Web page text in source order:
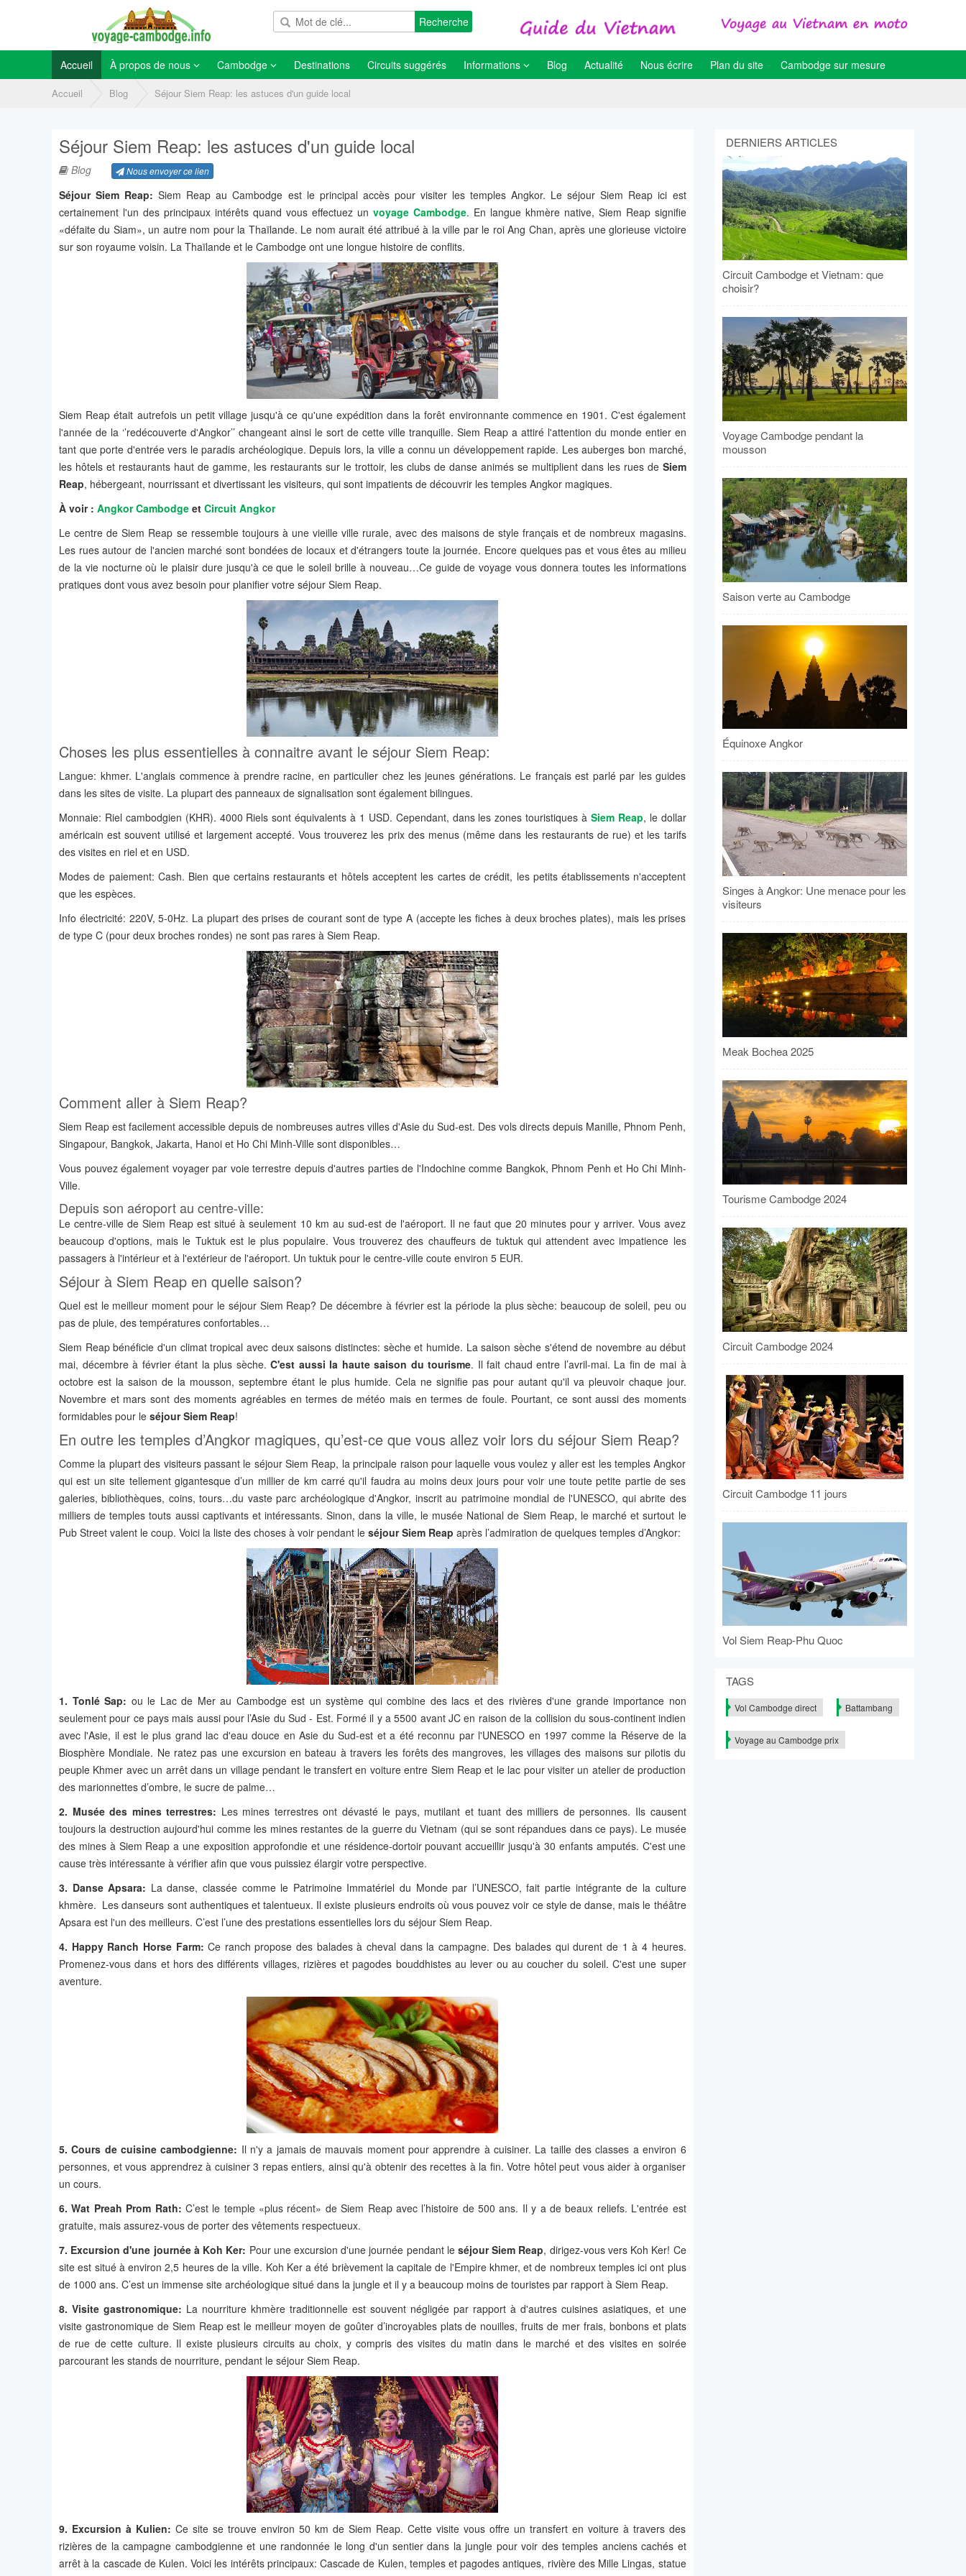
Recherche
Accueil À propos de nous Cambodge Destinations Circuits suggérés Informations Blog Actualité Nous écrire Plan du site Cambodge sur mesure
Accueil Blog Séjour Siem Reap: les astuces d'un guide local
Séjour Siem Reap: les astuces d'un guide local
Blog Nous envoyer ce lien
Séjour Siem Reap: Siem Reap au Cambodge est le principal accès pour visiter les temples Angkor. Le séjour Siem Reap ici est
certainement l'un des principaux intérêts quand vous effectuez un voyage Cambodge. En langue khmère native, Siem Reap signifie
«défaite du Siam», un autre nom pour la Thaïlande. Le nom aurait été attribué à la ville par le roi Ang Chan, après une glorieuse victoire
sur son royaume voisin. La Thaïlande et le Cambodge ont une longue histoire de conflits.
Siem Reap était autrefois un petit village jusqu'à ce qu'une expédition dans la forêt environnante commence en 1901. C'est également
l'année de la ‘’redécouverte d'Angkor’’ changeant ainsi le sort de cette ville tranquille. Siem Reap a attiré l'attention du monde entier en
tant que porte d'entrée vers le paradis archéologique. Depuis lors, la ville a connu un développement rapide. Les auberges bon marché,
les hôtels et restaurants haut de gamme, les restaurants sur le trottoir, les clubs de danse animés se multiplient dans les rues de Siem
Reap, hébergeant, nourrissant et divertissant les visiteurs, qui sont impatients de découvrir les temples Angkor magiques.
À voir : Angkor Cambodge et Circuit Angkor
Le centre de Siem Reap se ressemble toujours à une vieille ville rurale, avec des maisons de style français et de nombreux magasins.
Les rues autour de l'ancien marché sont bondées de locaux et d'étrangers toute la journée. Encore quelques pas et vous êtes au milieu
de la vie nocturne où le plaisir dure jusqu'à ce que le soleil brille à nouveau…Ce guide de voyage vous donnera toutes les informations
pratiques dont vous avez besoin pour planifier votre séjour Siem Reap.
Choses les plus essentielles à connaitre avant le séjour Siem Reap:
Langue: khmer. L'anglais commence à prendre racine, en particulier chez les jeunes générations. Le français est parlé par les guides
dans les sites de visite. La plupart des panneaux de signalisation sont également bilingues.
Monnaie: Riel cambodgien (KHR). 4000 Riels sont équivalents à 1 USD. Cependant, dans les zones touristiques à Siem Reap, le dollar
américain est souvent utilisé et largement accepté. Vous trouverez les prix des menus (même dans les restaurants de rue) et les tarifs
des visites en riel et en USD.
Modes de paiement: Cash. Bien que certains restaurants et hôtels acceptent les cartes de crédit, les petits établissements n'acceptent
que les espèces.
Info électricité: 220V, 5-0Hz. La plupart des prises de courant sont de type A (accepte les fiches à deux broches plates), mais les prises
de type C (pour deux broches rondes) ne sont pas rares à Siem Reap.
Comment aller à Siem Reap?
Siem Reap est facilement accessible depuis de nombreuses autres villes d'Asie du Sud-est. Des vols directs depuis Manille, Phnom Penh,
Singapour, Bangkok, Jakarta, Hanoi et Ho Chi Minh-Ville sont disponibles…
Vous pouvez également voyager par voie terrestre depuis d'autres parties de l'Indochine comme Bangkok, Phnom Penh et Ho Chi Minh-
Ville.
Depuis son aéroport au centre-ville:
Le centre-ville de Siem Reap est situé à seulement 10 km au sud-est de l'aéroport. Il ne faut que 20 minutes pour y arriver. Vous avez
beaucoup d'options, mais le Tuktuk est le plus populaire. Vous trouverez des chauffeurs de tuktuk qui attendent avec impatience les
passagers à l'intérieur et à l'extérieur de l'aéroport. Un tuktuk pour le centre-ville coute environ 5 EUR.
Séjour à Siem Reap en quelle saison?
Quel est le meilleur moment pour le séjour Siem Reap? De décembre à février est la période la plus sèche: beaucoup de soleil, peu ou
pas de pluie, des températures confortables…
Siem Reap bénéficie d'un climat tropical avec deux saisons distinctes: sèche et humide. La saison sèche s'étend de novembre au début
mai, décembre à février étant la plus sèche.C'est aussi la haute saison du tourisme. Il fait chaud entre l’avril-mai. La fin de mai à
octobre est la saison de la mousson, septembre étant le plus humide. Cela ne signifie pas pour autant qu'il va pleuvoir chaque jour.
Novembre et mars sont des moments agréables en termes de météo mais en termes de foule. Pourtant, ce sont aussi des moments
formidables pour le séjour Siem Reap!
En outre les temples d’Angkor magiques, qu’est-ce que vous allez voir lors du séjour Siem Reap?
Comme la plupart des visiteurs passant le séjour Siem Reap, la principale raison pour laquelle vous voulez y aller est les temples Angkor
qui est un site tellement gigantesque d’un millier de km carré qu'il faudra au moins deux jours pour voir une toute petite partie de ses
galeries, bibliothèques, coins, tours…du vaste parc archéologique d'Angkor, inscrit au patrimoine mondial de l'UNESCO, qui abrite des
milliers de temples touts aussi captivants et intéressants. Sinon, dans la ville, le musée National de Siem Reap, le marché et surtout le
Pub Street valent le coup. Voici la liste des choses à voir pendant le séjour Siem Reap après l’admiration de quelques temples d’Angkor:
1. Tonlé Sap: ou le Lac de Mer au Cambodge est un système qui combine des lacs et des rivières d'une grande importance non
seulement pour ce pays mais aussi pour l’Asie du Sud - Est. Formé il y a 5500 avant JC en raison de la collision du sous-continent indien
avec l'Asie, il est le plus grand lac d'eau douce en Asie du Sud-est et a été reconnu par l'UNESCO en 1997 comme la Réserve de la
Biosphère Mondiale. Ne ratez pas une excursion en bateau à travers les forêts des mangroves, les villages des maisons sur pilotis du
peuple Khmer avec un arrêt dans un village pendant le transfert en voiture entre Siem Reap et le lac pour visiter un atelier de production
des marionnettes d’ombre, le sucre de palme…
2. Musée des mines terrestres: Les mines terrestres ont dévasté le pays, mutilant et tuant des milliers de personnes. Ils causent
toujours la destruction aujourd'hui comme les mines restantes de la guerre du Vietnam (qui se sont répandues dans ce pays). Le musée
des mines à Siem Reap a une exposition approfondie et une résidence-dortoir pouvant accueillir jusqu'à 30 enfants amputés. C'est une
cause très intéressante à vérifier afin que vous puissiez élargir votre perspective.
3. Danse Apsara: La danse, classée comme le Patrimoine Immatériel du Monde par l’UNESCO, fait partie intégrante de la culture
khmère. Les danseurs sont authentiques et talentueux. Il existe plusieurs endroits où vous pouvez voir ce style de danse, mais le théâtre
Apsara est l'un des meilleurs. C’est l’une des prestations essentielles lors du séjour Siem Reap.
4. Happy Ranch Horse Farm:Ce ranch propose des balades à cheval dans la campagne. Des balades qui durent de 1 à 4 heures.
Promenez-vous dans et hors des différents villages, rizières et pagodes bouddhistes au lever ou au coucher du soleil. C'est une super
aventure.
5. Cours de cuisine cambodgienne: Il n'y a jamais de mauvais moment pour apprendre à cuisiner. La taille des classes a environ 6
personnes, et vous apprendrez à cuisiner 3 repas entiers, ainsi qu'à obtenir des recettes à la fin. Votre hôtel peut vous aider à organiser
un cours.
6. Wat Preah Prom Rath: C’est le temple «plus récent» de Siem Reap avec l’histoire de 500 ans. Il y a de beaux reliefs. L'entrée est
gratuite, mais assurez-vous de porter des vêtements respectueux.
7. Excursion d'une journée à Koh Ker: Pour une excursion d'une journée pendant leséjour Siem Reap, dirigez-vous vers Koh Ker! Ce
site est situé à environ 2,5 heures de la ville. Koh Ker a été brièvement la capitale de l'Empire khmer, et de nombreux temples ici ont plus
de 1000 ans. C’est un immense site archéologique situé dans la jungle et il y a beaucoup moins de touristes par rapport à Siem Reap.
8. Visite gastronomique: La nourriture khmère traditionnelle est souvent négligée par rapport à d'autres cuisines asiatiques, et une
visite gastronomique de Siem Reap est le meilleur moyen de goûter d’incroyables plats de nouilles, fruits de mer frais, bonbons et plats
de rue de cette culture. Il existe plusieurs circuits au choix, y compris des visites du matin dans le marché et des visites en soirée
parcourant les stands de nourriture, pendant le séjour Siem Reap.
9. Excursion à Kulien: Ce site se trouve environ 50 km de Siem Reap. Cette visite vous offre un transfert en voiture à travers des
rizières de la campagne cambodgienne et une randonnée le long d'un sentier dans la jungle pour voir des temples anciens cachés et
arrêt à la cascade de Kulen. Voici les intérêts principaux: Cascade de Kulen, temples et pagodes antiques, rivière des Mille Lingas, statue
DERNIERS ARTICLES
Circuit Cambodge et Vietnam: que
choisir?
Voyage Cambodge pendant la
mousson
Saison verte au Cambodge
Équinoxe Angkor
Singes à Angkor: Une menace pour les
visiteurs
Meak Bochea 2025
Tourisme Cambodge 2024
Circuit Cambodge 2024
Circuit Cambodge 11 jours
Vol Siem Reap-Phu Quoc
TAGS
Vol Cambodge direct Battambang
Voyage au Cambodge prix